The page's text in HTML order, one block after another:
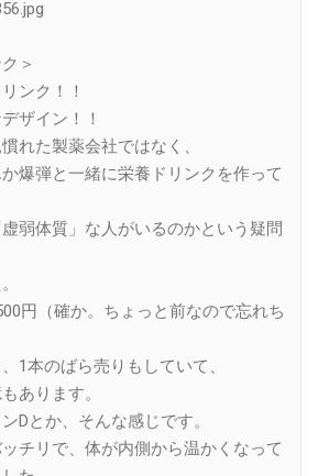
＞
ンク！！
ザイン！！
れた製薬会社ではなく、
爆弾と一緒に栄養ドリンクを作って
弱体質」な人がいるのかという疑問
円（確か。ちょっと前なので忘れち
1本のばら売りもしていて、
あります。
Dとか、そんな感じです。
チリで、体が内側から温かくなって